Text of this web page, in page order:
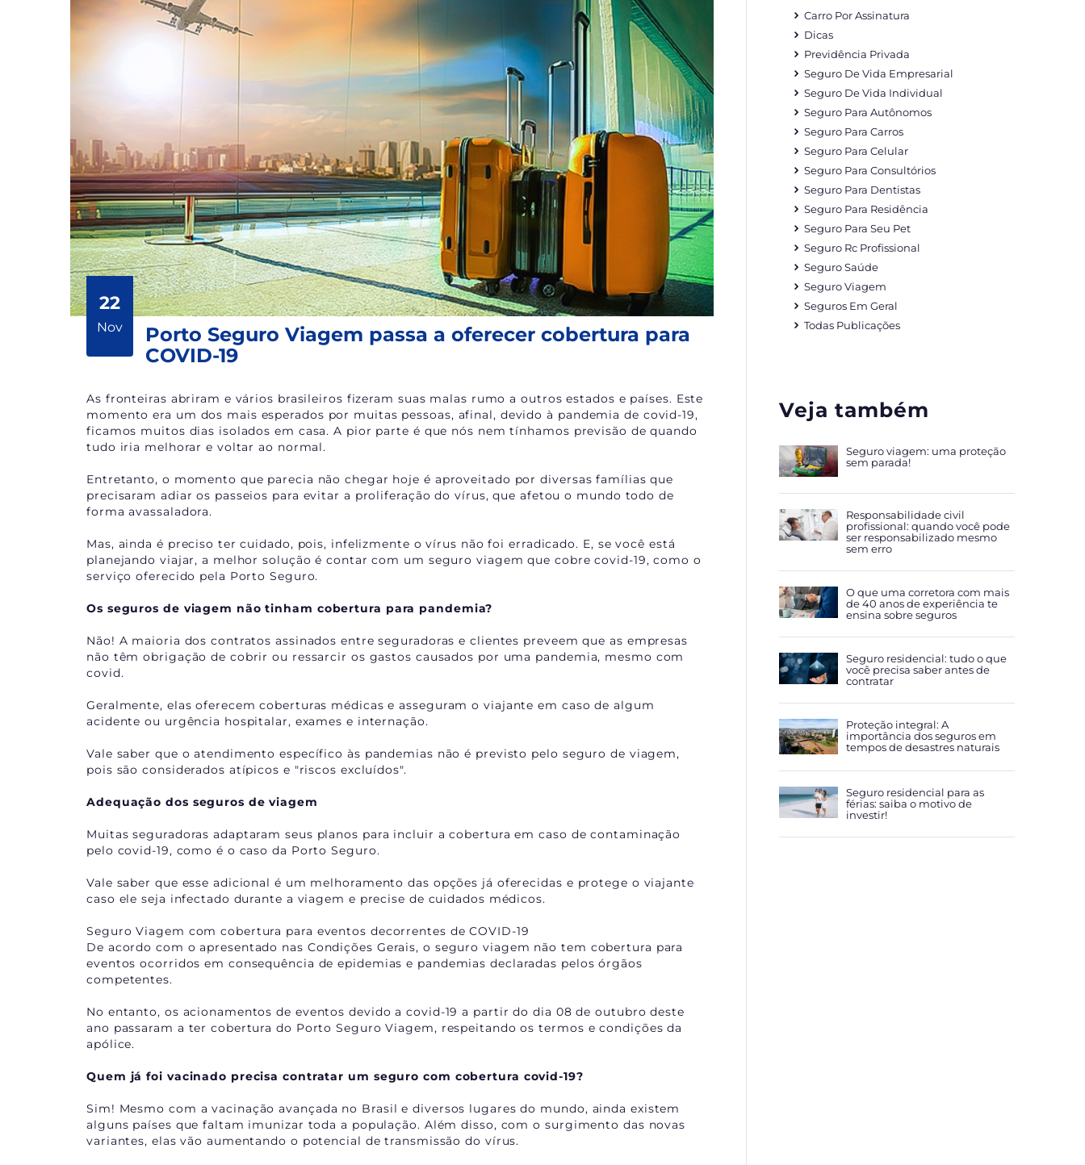
22
Nov
Porto Seguro Viagem passa a oferecer cobertura para
COVID-19
As fronteiras abriram e vários brasileiros fizeram suas malas rumo a outros estados e países. Este
momento era um dos mais esperados por muitas pessoas, afinal, devido à pandemia de covid-19,
ficamos muitos dias isolados em casa. A pior parte é que nós nem tínhamos previsão de quando
tudo iria melhorar e voltar ao normal.
Entretanto, o momento que parecia não chegar hoje é aproveitado por diversas famílias que
precisaram adiar os passeios para evitar a proliferação do vírus, que afetou o mundo todo de
forma avassaladora.
Mas, ainda é preciso ter cuidado, pois, infelizmente o vírus não foi erradicado. E, se você está
planejando viajar, a melhor solução é contar com um seguro viagem que cobre covid-19, como o
serviço oferecido pela Porto Seguro.
Os seguros de viagem não tinham cobertura para pandemia?
Não! A maioria dos contratos assinados entre seguradoras e clientes preveem que as empresas
não têm obrigação de cobrir ou ressarcir os gastos causados por uma pandemia, mesmo com
covid.
Geralmente, elas oferecem coberturas médicas e asseguram o viajante em caso de algum
acidente ou urgência hospitalar, exames e internação.
Vale saber que o atendimento específico às pandemias não é previsto pelo seguro de viagem,
pois são considerados atípicos e "riscos excluídos".
Adequação dos seguros de viagem
Muitas seguradoras adaptaram seus planos para incluir a cobertura em caso de contaminação
pelo covid-19, como é o caso da Porto Seguro.
Vale saber que esse adicional é um melhoramento das opções já oferecidas e protege o viajante
caso ele seja infectado durante a viagem e precise de cuidados médicos.
Seguro Viagem com cobertura para eventos decorrentes de COVID-19
De acordo com o apresentado nas Condições Gerais, o seguro viagem não tem cobertura para
eventos ocorridos em consequência de epidemias e pandemias declaradas pelos órgãos
competentes.
No entanto, os acionamentos de eventos devido a covid-19 a partir do dia 08 de outubro deste
ano passaram a ter cobertura do Porto Seguro Viagem, respeitando os termos e condições da
apólice.
Quem já foi vacinado precisa contratar um seguro com cobertura covid-19?
Sim! Mesmo com a vacinação avançada no Brasil e diversos lugares do mundo, ainda existem
alguns países que faltam imunizar toda a população. Além disso, com o surgimento das novas
variantes, elas vão aumentando o potencial de transmissão do vírus.
Carro Por Assinatura
Dicas
Previdência Privada
Seguro De Vida Empresarial
Seguro De Vida Individual
Seguro Para Autônomos
Seguro Para Carros
Seguro Para Celular
Seguro Para Consultórios
Seguro Para Dentistas
Seguro Para Residência
Seguro Para Seu Pet
Seguro Rc Profissional
Seguro Saúde
Seguro Viagem
Seguros Em Geral
Todas Publicações
Veja também
Seguro viagem: uma proteção
sem parada!
Responsabilidade civil
profissional: quando você pode
ser responsabilizado mesmo
sem erro
O que uma corretora com mais
de 40 anos de experiência te
ensina sobre seguros
Seguro residencial: tudo o que
você precisa saber antes de
contratar
Proteção integral: A
importância dos seguros em
tempos de desastres naturais
Seguro residencial para as
férias: saiba o motivo de
investir!